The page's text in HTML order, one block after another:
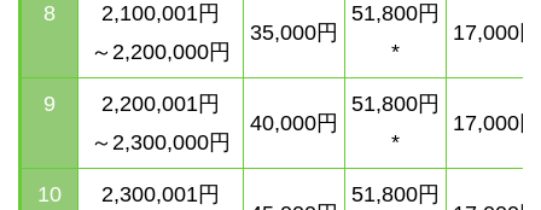
8
2,100,001円
～2,200,000円
35,000円
51,800円
*
17,000円
9
2,200,001円
～2,300,000円
40,000円
51,800円
*
17,000円
10
2,300,001円
51,800円